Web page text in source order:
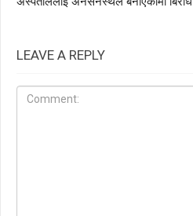
LEAVE A REPLY